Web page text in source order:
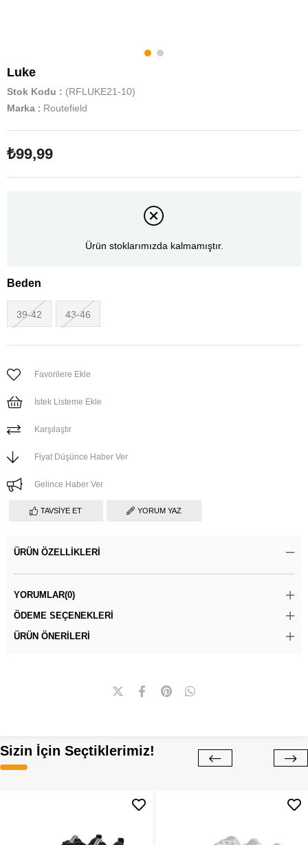
Luke
Stok Kodu
(RFLUKE21-10)
Marka : Routefield
₺99,99
Ürün stoklarımızda kalmamıştır.
Beden
39-42 43-46
Favorilere Ekle
İstek Listeme Ekle
Karşılaştır
Fiyat Düşünce Haber Ver
Gelince Haber Ver
TAVSIYE ET YORUM YAZ
ÜRÜN ÖZELLIKLERI
YORUMLAR(0)
ÖDEME SEÇENEKLERI
ÜRÜN ÖNERILERI
Sizin İçin Seçtiklerimiz!